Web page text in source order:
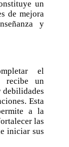
un
de mejora
y
el
recibe un
debilidades
Esta
a la
las
iniciar sus